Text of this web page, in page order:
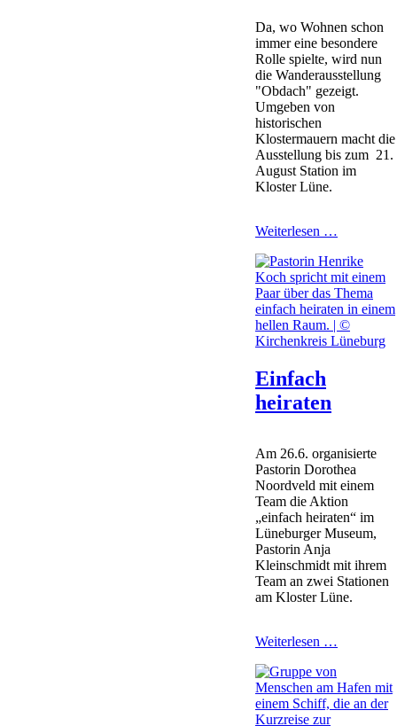
Da, wo Wohnen schon
immer eine besondere
Rolle spielte, wird nun
die Wanderausstellung
"Obdach" gezeigt.
Umgeben von
historischen
Klostermauern macht die
Ausstellung bis zum 21.
August Station im
Kloster Lüne.
Weiterlesen …
im
Kloster
Lüne
Einfach
heiraten
Am 26.6. organisierte
Pastorin Dorothea
Noordveld mit einem
Team die Aktion
„einfach heiraten“ im
Lüneburger Museum,
Pastorin Anja
Kleinschmidt mit ihrem
Team an zwei Stationen
am Kloster Lüne.
Weiterlesen …